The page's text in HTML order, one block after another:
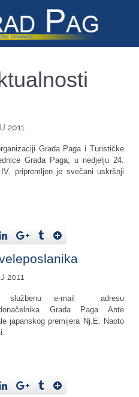
2011
Grada Paga i Turističke
Grada Paga, u nedjelju 24.
pripremljen je svečani uskršnji
2011
službenu e-mail adresu
Grada Paga Ante
japanskog premijera Nj.E. Naoto